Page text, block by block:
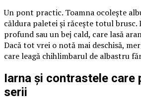
Un pont practic. Toamna ocolește
căldura paletei și răcește totul brusc.
profund sau un bej cald, care lasă
Dacă tot vrei o notă mai deschisă,
care leagă chihlimbarul de albastru
Iarna și contrastele care
serii